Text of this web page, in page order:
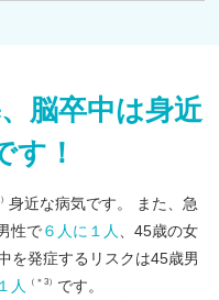
脳卒中は身近
す！
身近な病気です。 また、急
性で６人に１人
、45歳の女
を発症するリスクは45歳男
人 （＊3） です。